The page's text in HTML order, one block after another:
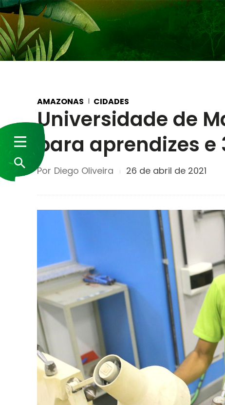
AMAZONAS CIDADES
Universidade de
para aprendizes
Por Diego Oliveira 26 de abril de 2021